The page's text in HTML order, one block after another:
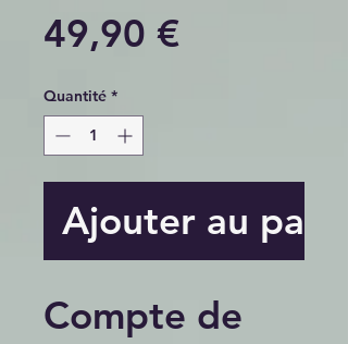
49,90 €Prix
Quantité *
Ajouter au
Compte de